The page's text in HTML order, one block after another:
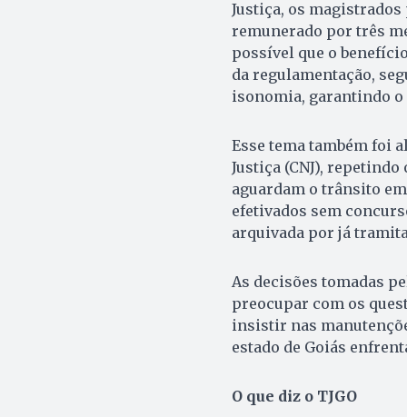
Justiça, os
remunerado por três
possível que o
da regulamentação,
isonomia, garantindo
Esse tema também foi
Justiça (CNJ),
aguardam o trânsito
efetivados sem
arquivada por já
As decisões tomadas
preocupar com os
insistir nas
estado de Goiás
O que diz o TJGO